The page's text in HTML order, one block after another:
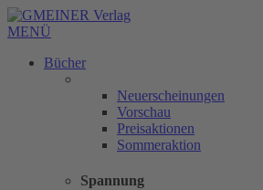
MENÜ
Bücher
Neuerscheinungen
Vorschau
Preisaktionen
Sommeraktion
Spannung